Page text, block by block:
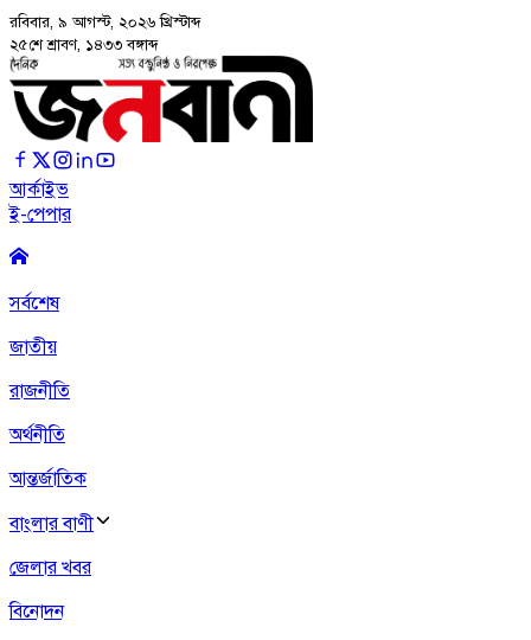
রবিবার, ৯ আগস্ট, ২০২৬ খ্রিস্টাব্দ
২৫শে শ্রাবণ, ১৪৩৩ বঙ্গাব্দ
আর্কাইভ
ই-পেপার
সর্বশেষ
জাতীয়
রাজনীতি
অর্থনীতি
আন্তর্জাতিক
বাংলার বাণী
জেলার খবর
বিনোদন